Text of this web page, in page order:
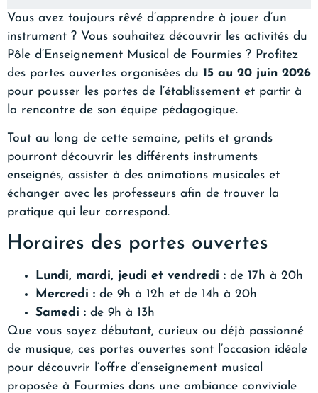
Vous avez toujours rêvé d’apprendre à jouer d’un
instrument ? Vous souhaitez découvrir les activités du
Pôle d’Enseignement Musical de Fourmies ? Profitez
des portes ouvertes organisées du 15 au 20 juin 2026
pour pousser les portes de l’établissement et partir à
la rencontre de son équipe pédagogique.
Tout au long de cette semaine, petits et grands
pourront découvrir les différents instruments
enseignés, assister à des animations musicales et
échanger avec les professeurs afin de trouver la
pratique qui leur correspond.
Horaires des portes ouvertes
Lundi, mardi, jeudi et vendredi : de 17h à 20h
Mercredi : de 9h à 12h et de 14h à 20h
Samedi : de 9h à 13h
Que vous soyez débutant, curieux ou déjà passionné
de musique, ces portes ouvertes sont l’occasion idéale
pour découvrir l’offre d’enseignement musical
proposée à Fourmies dans une ambiance conviviale